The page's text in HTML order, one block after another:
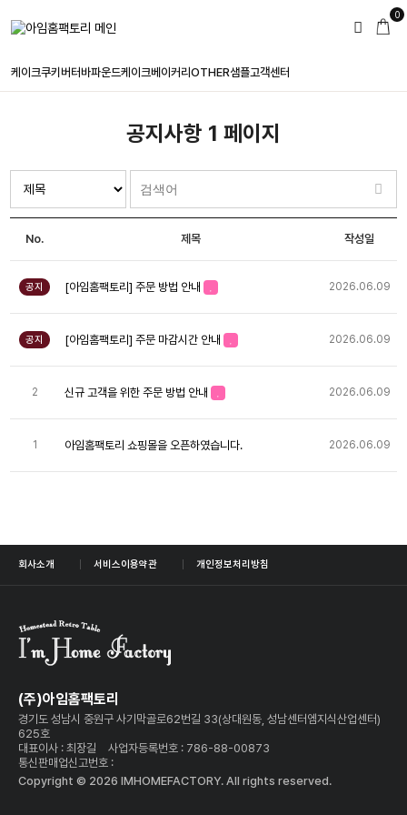
0
케이크쿠키 버터바파운드케이크베이커리 OTHER샘플고객센터
공지사항 1 페이지
No. 제목 작성일
공지 [아임홈팩토리] 주문 방법 안내 2026.06.09
공지 [아임홈팩토리] 주문 마감시간 안내 2026.06.09
2 신규 고객을 위한 주문 방법 안내 2026.06.09
1 아임홈팩토리 쇼핑몰을 오픈하였습니다. 2026.06.09
회사소개 서비스이용약관 개인정보처리방침
(주)아임홈팩토리
경기도 성남시 중원구 사기막골로62번길 33(상대원동, 성남센터엠지식산업센터)
625호
대표이사 : 최장길
사업자등록번호 : 786-88-00873
통신판매업신고번호 :
Copyright © 2026 IMHOMEFACTORY. All rights reserved.